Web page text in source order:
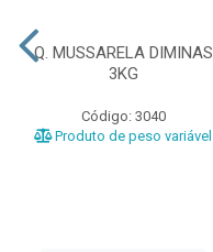
Q. MUSSARELA DIMINAS
3KG
Código: 3040
Produto de peso variável